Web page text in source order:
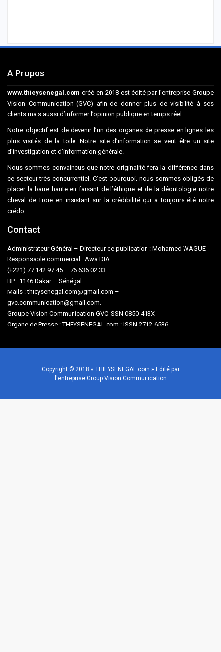
A Propos
www.thieysenegal.com créé en 2018 est édité par l’entreprise Groupe
Vision Communication (GVC) afin de donner plus de visibilité à ses
clients mais aussi d’informer l’opinion publique en temps réel.
Notre objectif est de devenir l’un des organes de presse en lignes les
plus visités de la toile. Notre site d’information se veut être un site
d’investigation et d’information générale.
Nous sommes convaincus que notre originalité fera la différence dans
ce secteur très concurrentiel. C’est pourquoi, nous sommes obligés de
placer la barre haute en faisant de l’éthique et de la déontologie notre
cheval de Troie en insistant sur la crédibilité qui a toujours été notre
crédo.
Contact
Administrateur Général – Directeur de publication : Mohamed WAGUE
Responsable commercial : Awa DIA
(+221) 77 142 97 45 – 76 636 02 33
BP : 1146 Dakar – Sénégal
Mails : thieysenegal.com@gmail.com –
gvc.communication@gmail.com.
Groupe Vision Communication GVC ISSN 0850-413X
Organe de Presse : THEYSENEGAL.com : ISSN 2712-6536
Copyright © 2018 « THIEYSENEGAL.com » Edité par
l'entreprise Group Vision Communication